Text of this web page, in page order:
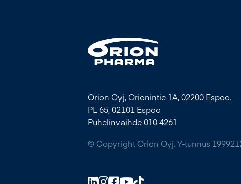
Orion Oyj, Orionintie 1A, 02200 Espoo.
PL 65, 02101 Espoo
Puhelinvaihde 010 4261
© Copyright Orion Oyj. Y-tunnus